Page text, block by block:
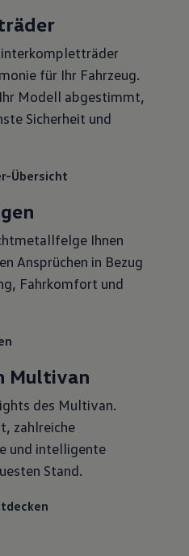
für Ihr Fahrzeug.
Modell abgestimmt,
Sicherheit und
Übersicht
Ihnen
Ansprüchen in Bezug
Fahrkomfort und
Multivan
des Multivan.
zahlreiche
und intelligente
Stand.